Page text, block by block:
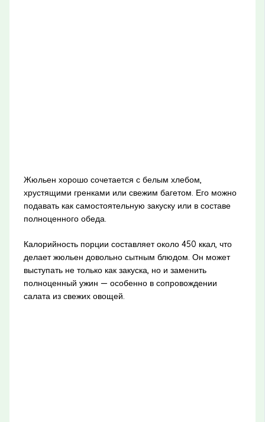
Жюльен хорошо сочетается с белым хлебом,
хрустящими гренками или свежим багетом. Его можно
подавать как самостоятельную закуску или в составе
полноценного обеда.
Калорийность порции составляет около 450 ккал, что
делает жюльен довольно сытным блюдом. Он может
выступать не только как закуска, но и заменить
полноценный ужин — особенно в сопровождении
салата из свежих овощей.